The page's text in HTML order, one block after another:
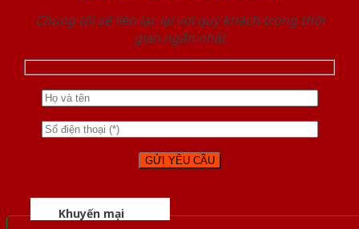
Chúng tôi sẽ liên lạc lại với quý khách trong thời
gian ngắn nhất
Khuyến mại